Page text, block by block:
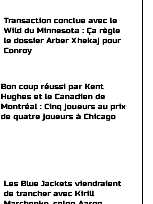
Transaction conclue avec le
Wild du Minnesota : Ça règle
le dossier Arber Xhekaj pour
Conroy
Bon coup réussi par Kent
Hughes et le Canadien de
Montréal : Cinq joueurs au prix
de quatre joueurs à Chicago
Les Blue Jackets viendraient
de trancher avec Kirill